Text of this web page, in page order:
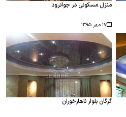
منزل مسکونی در جوانرود
۱۷ مهر ۱۳۹۵
گرگان بلوار ناهارخوران